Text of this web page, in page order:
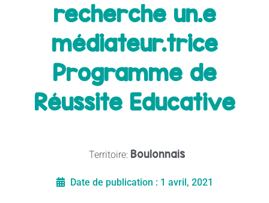
recherche un.e
médiateur.trice
Programme de
Réussite Educative
Territoire: Boulonnais
Date de publication : 1 avril, 2021